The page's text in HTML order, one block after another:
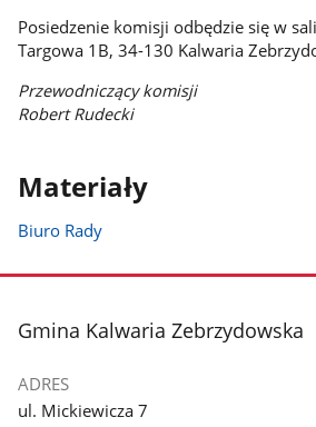
Posiedzenie komisji odbędzie się w
Targowa 1B, 34-130 Kalwaria
Przewodniczący komisji
Robert Rudecki
Materiały
Biuro Rady
stopka
Gmina Kalwaria Zebrzydowska
ADRES
ul. Mickiewicza 7